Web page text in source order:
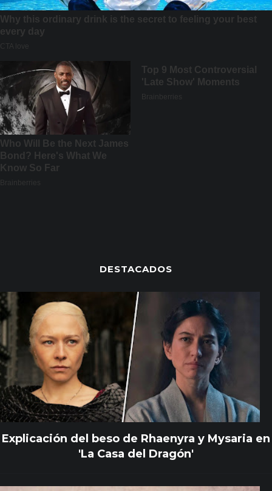
DESTACADOS
Explicación del beso de Rhaenyra y Mysaria en
'La Casa del Dragón'